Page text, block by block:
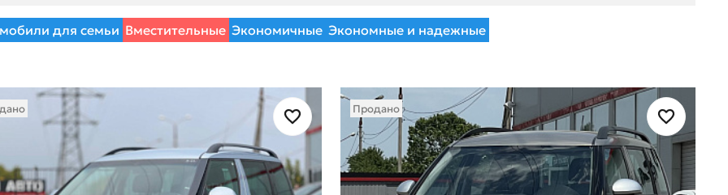
для семьи Вместительные Экономичные Экономные и надежные
Продано